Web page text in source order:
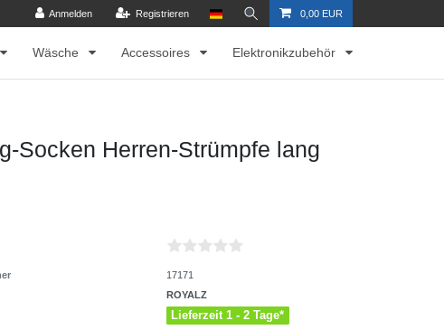
Anmelden Registrieren 0,00 EUR
Wäsche Accessoires Elektronikzubehör
Socken Herren-Strümpfe lang
17171
ROYALZ
Lieferzeit 1 - 2 Tage*